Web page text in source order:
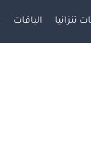
تنزانيا الباقات